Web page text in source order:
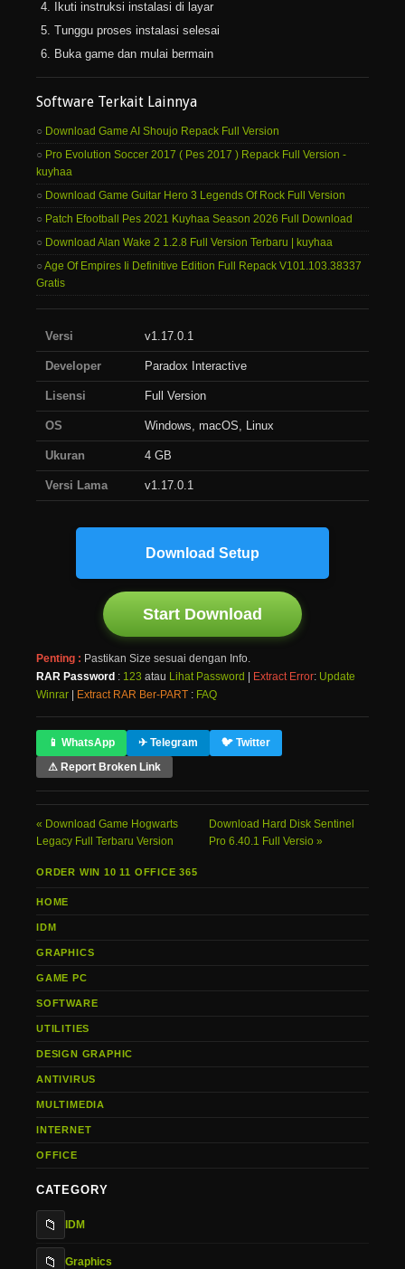
Ikuti instruksi instalasi di layar
Tunggu proses instalasi selesai
Buka game dan mulai bermain
Software Terkait Lainnya
Download Game AI Shoujo Repack Full Version
Pro Evolution Soccer 2017 ( Pes 2017 ) Repack Full Version -
kuyhaa
Download Game Guitar Hero 3 Legends Of Rock Full Version
Patch Efootball Pes 2021 Kuyhaa Season 2026 Full Download
Download Alan Wake 2 1.2.8 Full Version Terbaru | kuyhaa
Age Of Empires Ii Definitive Edition Full Repack V101.103.38337
Gratis
Versi v1.17.0.1
Developer Paradox Interactive
Lisensi Full Version
OS Windows, macOS, Linux
Ukuran 4 GB
Versi Lama v1.17.0.1
Download Setup
Start Download
Penting : Pastikan Size sesuai dengan Info.
RAR Password : 123 atau Lihat Password Extract Error: Update
Winrar
Extract RAR Ber-PART : FAQ
📱 WhatsApp ✈ Telegram
🐦 Twitter
⚠ Report Broken Link
Download Game Hogwarts
Legacy Full Terbaru Version
Download Hard Disk Sentinel
Pro 6.40.1 Full Versio
ORDER WIN 10 11 OFFICE 365
HOME
IDM
GRAPHICS
GAME PC
SOFTWARE
UTILITIES
DESIGN GRAPHIC
ANTIVIRUS
MULTIMEDIA
INTERNET
OFFICE
CATEGORY
📁 IDM
📁 Graphics